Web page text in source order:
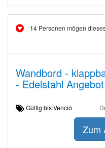
14 Personen mögen
Wandbord -
- Edelstahl
Gültig bis:Venció
Zum